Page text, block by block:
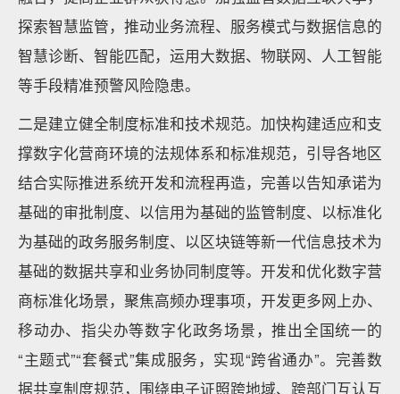
探索智慧监管，推动业务流程、服务模式与数据信息的
智慧诊断、智能匹配，运用大数据、物联网、人工智能
等手段精准预警风险隐患。
二是建立健全制度标准和技术规范。加快构建适应和支
撑数字化营商环境的法规体系和标准规范，引导各地区
结合实际推进系统开发和流程再造，完善以告知承诺为
基础的审批制度、以信用为基础的监管制度、以标准化
为基础的政务服务制度、以区块链等新一代信息技术为
基础的数据共享和业务协同制度等。开发和优化数字营
商标准化场景，聚焦高频办理事项，开发更多网上办、
移动办、指尖办等数字化政务场景，推出全国统一的
“主题式”“套餐式”集成服务，实现“跨省通办”。完善数
据共享制度规范，围绕电子证照跨地域、跨部门互认互